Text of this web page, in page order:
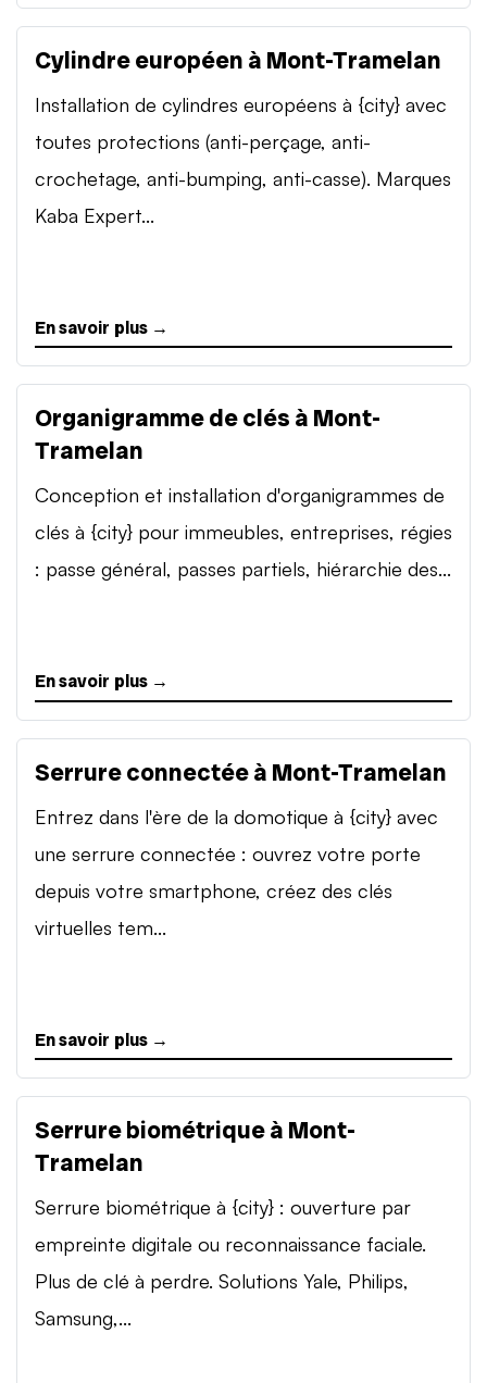
Cylindre européen à Mont-Tramelan
Installation de cylindres européens à {city} avec
toutes protections (anti-perçage, anti-
crochetage, anti-bumping, anti-casse). Marques
Kaba Expert...
En savoir plus →
Organigramme de clés à Mont-
Tramelan
Conception et installation d'organigrammes de
clés à {city} pour immeubles, entreprises, régies
: passe général, passes partiels, hiérarchie des...
En savoir plus →
Serrure connectée à Mont-Tramelan
Entrez dans l'ère de la domotique à {city} avec
une serrure connectée : ouvrez votre porte
depuis votre smartphone, créez des clés
virtuelles tem...
En savoir plus →
Serrure biométrique à Mont-
Tramelan
Serrure biométrique à {city} : ouverture par
empreinte digitale ou reconnaissance faciale.
Plus de clé à perdre. Solutions Yale, Philips,
Samsung,...